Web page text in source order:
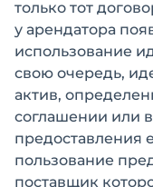
только тот
у арендатора
использование
свою очередь,
актив,
соглашении или
предоставления
пользование
поставщик